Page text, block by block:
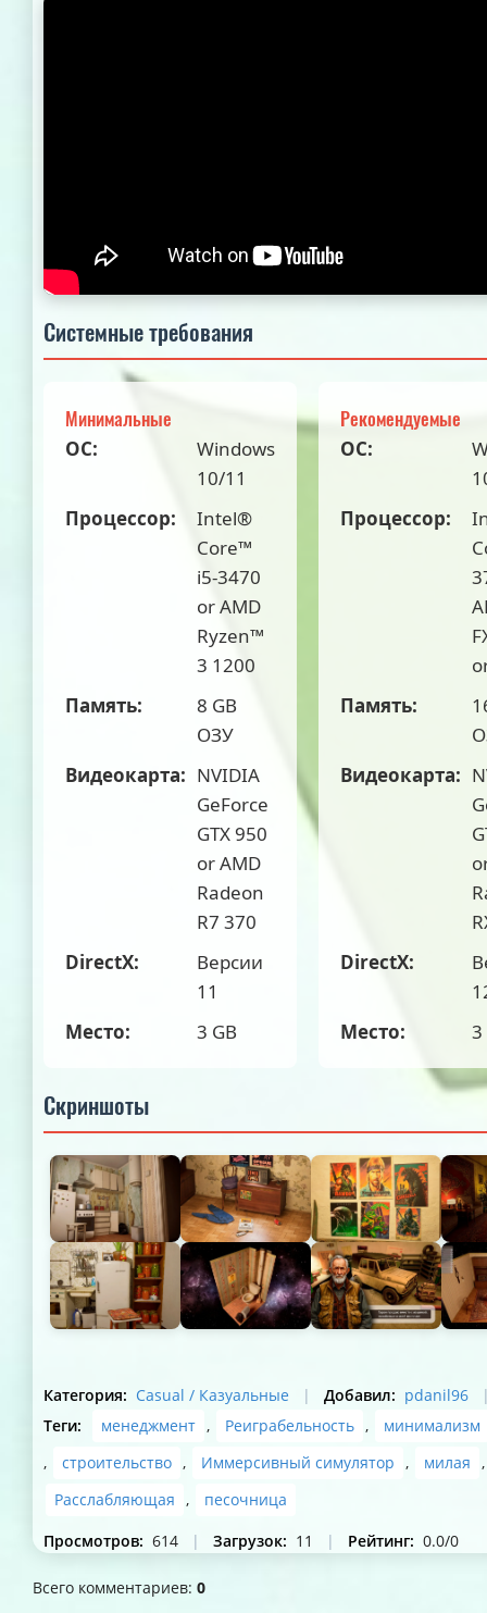
Системные требования
Минимальные
ОС:
Windows
10/11
Процессор:
Intel®
Core™
i5-3470
or AMD
Ryzen™
3 1200
Память:
8 GB
ОЗУ
Видеокарта: NVIDIA
GeForce
GTX 950
or AMD
Radeon
R7 370
DirectX:
Версии
11
Место:
3 GB
Рекомендуемые
ОС:
Процессор:
Память:
Видеокарта:
DirectX:
Место:
3
Скриншоты
Категория: Casual / Казуальные | Добавил: pdanil96
Теги: менеджмент , Реиграбельность ,
минимализм
,
строительство , Иммерсивный симулятор , милая ,
Расслабляющая ,
песочница
Просмотров: 614 | Загрузок: 11 | Рейтинг: 0.0/0
Всего комментариев: 0